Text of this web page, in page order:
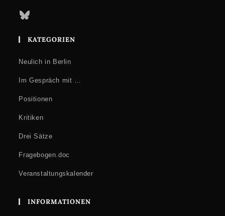
Bluesky
KATEGORIEN
Neulich in Berlin
Im Gespräch mit …
Positionen
Kritiken
Drei Sätze
Fragebogen.doc
Veranstaltungskalender
INFORMATIONEN